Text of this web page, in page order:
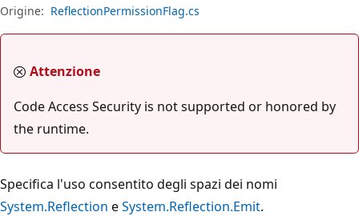
Origine: ReflectionPermissionFlag.cs
Attenzione
Code Access Security is not supported or honored by
the runtime.
Specifica l'uso consentito degli spazi dei nomi
System.Reflection eSystem.Reflection.Emit.